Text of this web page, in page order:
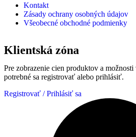
Kontakt
Zásady ochrany osobných údajov
Všeobecné obchodné podmienky
Klientská zóna
Pre zobrazenie cien produktov a
potrebné sa registrovať alebo prihlásiť.
Registrovať / Prihlásiť sa